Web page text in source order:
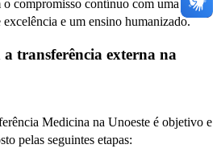
o compromisso contínuo com uma
e um ensino humanizado.
transferência externa na
Medicina na Unoeste é objetivo e
pelas seguintes etapas: